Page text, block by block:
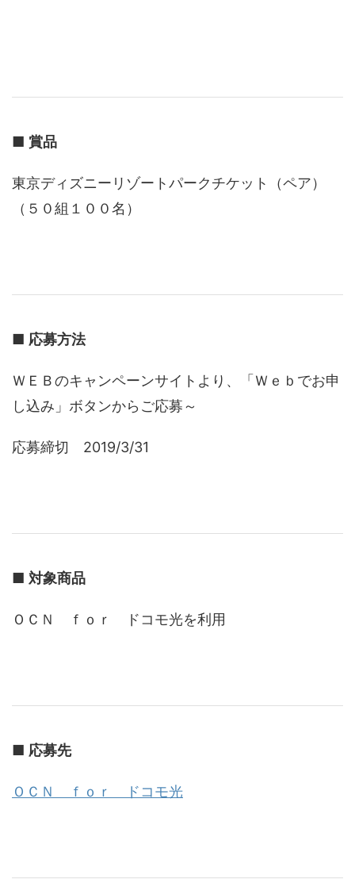
■ 賞品
東京ディズニーリゾートパークチケット（ペア）
（５０組１００名）
■ 応募方法
ＷＥＢのキャンペーンサイトより、「Ｗｅｂでお申
し込み」ボタンからご応募～
応募締切 2019/3/31
■ 対象商品
ＯＣＮ ｆｏｒ ドコモ光を利用
■ 応募先
ＯＣＮ ｆｏｒ ドコモ光